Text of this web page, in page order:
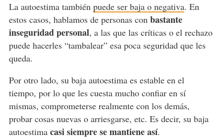
La autoestima también puede ser baja o negativa. En
estos casos, hablamos de personas con bastante
inseguridad personal, a las que las críticas o el rechazo
puede hacerles “tambalear” esa poca seguridad que les
queda.
Por otro lado, su baja autoestima es estable en el
tiempo, por lo que les cuesta mucho confiar en sí
mismas, comprometerse realmente con los demás,
probar cosas nuevas o arriesgarse, etc. Es decir, su baja
autoestima casi siempre se mantiene así.